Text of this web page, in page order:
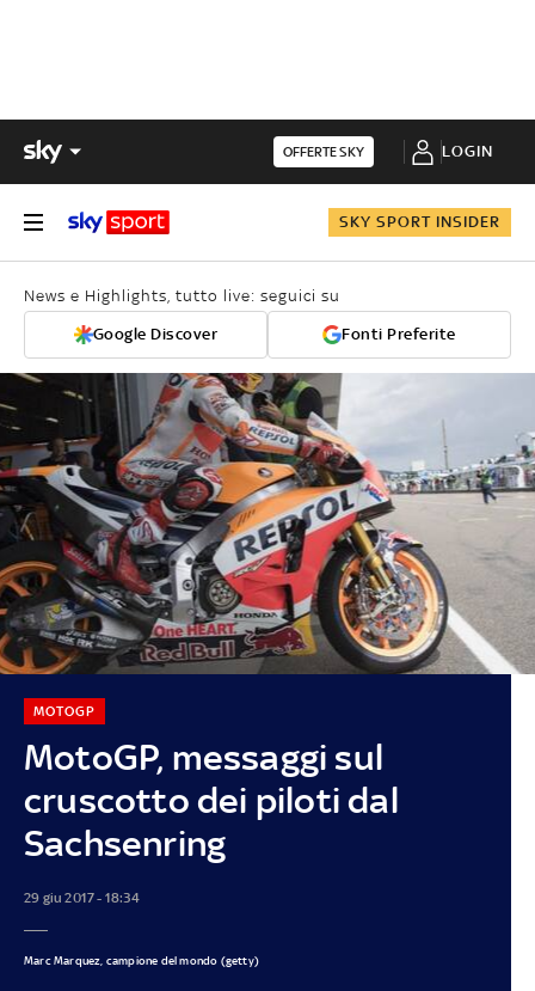
OFFERTE SKY LOGIN
SKY SPORT INSIDER
News e Highlights, tutto live: seguici su
Google Discover Fonti Preferite
MotoGP, messaggi sul
cruscotto dei piloti dal
Sachsenring
MOTOGP
29 giu 2017 - 18:34
Marc Marquez, campione del mondo (getty)